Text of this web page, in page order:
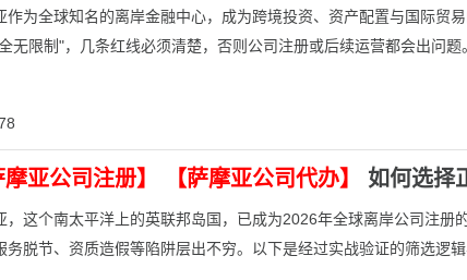
作为全球知名的离岸金融中心，成为跨境投资、资产配置与国际贸
无限制"，几条红线必须清楚，否则公司注册或后续运营都会出问题
摩亚公司注册】 【萨摩亚公司代办】 如何选择
，这个南太平洋上的英联邦岛国，已成为2026年全球离岸公司注
务脱节、资质造假等陷阱层出不穷。以下是经过实战验证的筛选逻